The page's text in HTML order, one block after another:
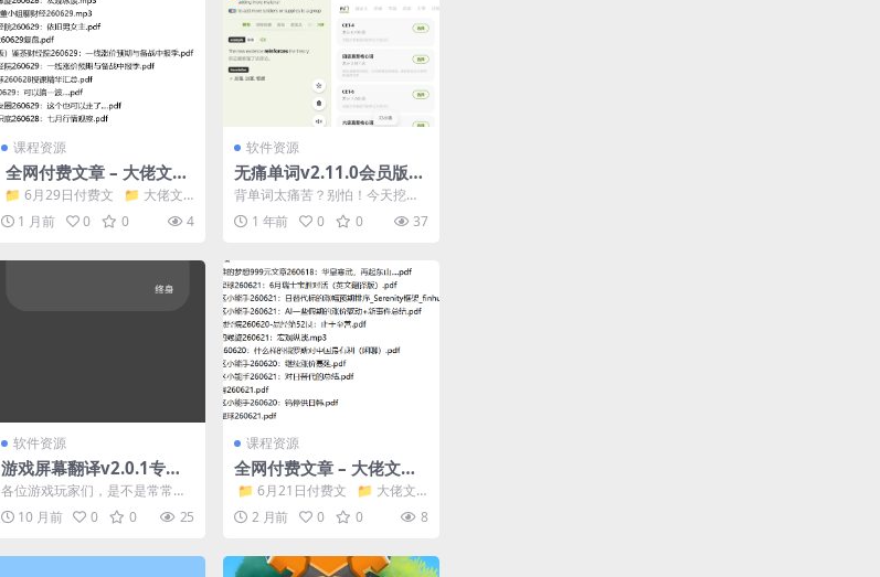
课程资源
全网付费文章 – 大佬文集
圈 学习先锋 精选研报 6月
29日更新
​ 📁 6月29日付费文 📁 大佬文
集 📁 精选研报...
1 月前 0 0 4
软件资源
无痛单词v2.11.0会员版，
游戏化+智能算法让你轻松
通关四六级
背单词太痛苦？别怕！今天挖到
无痛单词 2.11.0，用「游戏化 +
智能算法」打...
1 年前 0 0 37
软件资源
游戏屏幕翻译v2.0.1专业
版，专为游戏玩家打造的
屏幕翻译App
各位游戏玩家们，是不是常常因
为语言 barrier，在玩外服大作时
对着满屏外语一...
10 月前 0 0 25
课程资源
全网付费文章 – 大佬文集
圈 学习先锋 精选研报 6月
21日更新
​ 📁 6月21日付费文 📁 大佬文
集 ...
2 月前 0 0 8